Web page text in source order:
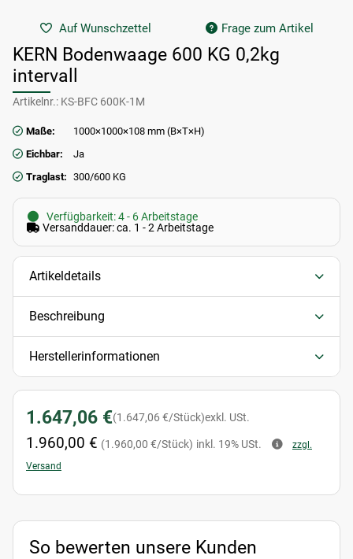
Auf Wunschzettel Frage zum Artikel
KERN Bodenwaage 600 KG 0,2kg
intervall
Artikelnr.: KS-BFC 600K-1M
Maße:
1000×1000×108 mm (B×T×H)
Eichbar:
Ja
Traglast: 300/600 KG
Verfügbarkeit: 4 - 6 Arbeitstage
Versanddauer: ca. 1 - 2 Arbeitstage
Artikeldetails
Beschreibung
Herstellerinformationen
1.647,06 €(1.647,06 €/Stück)exkl. USt.
1.960,00 € (1.960,00 €/Stück) inkl. 19% USt.
zzgl.
Versand
So bewerten unsere Kunden